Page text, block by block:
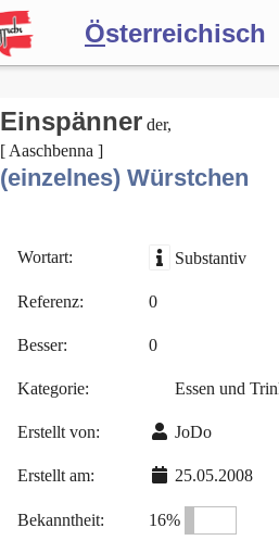
Österreichisch
Forum
Blog
Einspänner der,
[ Aaschbenna ]
(einzelnes) Würstchen
Wortart: Substantiv
Referenz: 0
Besser: 0
Kategorie: Essen und
Erstellt von: JoDo
Erstellt am: 25.05.2008
Bekanntheit: 16%